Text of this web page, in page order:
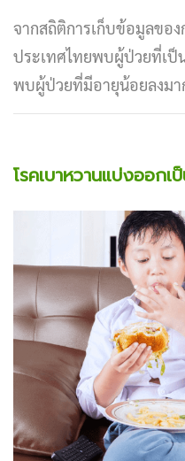
จากสถิติการเก็บข้อมูลขอ
ประเทศไทยพบผู้ป่วยที่เป็
พบผู้ป่วยที่มีอายุน้อยลงมา
โรคเบาหวานแบ่งออกเ